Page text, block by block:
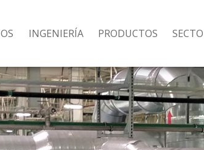
INGENIERÍA PRODUCTOS